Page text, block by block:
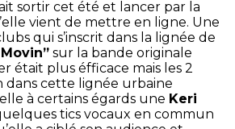
sortir cet été et lancer par la
vient de mettre en ligne. Une
qui s’inscrit dans la lignée de
sur la bande originale
était plus éfficace mais les 2
dans cette lignée urbaine
à certains égards une Keri
tics vocaux en commun